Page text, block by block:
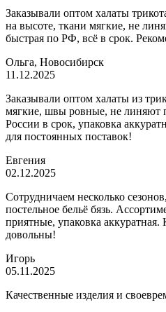
Заказывали оптом халаты
на высоте, ткани мягкие, не
быстрая по РФ, всё в срок.
Ольга, Новосибирск
11.12.2025
Заказывали оптом халаты из
мягкие, швы ровные, не линяют
России в срок, упаковка
для постоянных поставок!
Евгения
02.12.2025
Сотрудничаем несколько
постельное бельё бязь.
приятные, упаковка
довольны!
Игорь
05.11.2025
Качественные изделия и